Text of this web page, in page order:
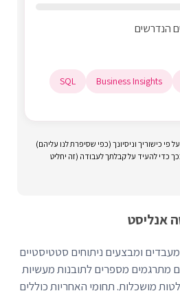
Business Insights
SQL
כישוריך וניסיונך (כפי שסיפרת לנו עליהם)
כדי להעיד על קבלתך לעבודה (זה יחליט
אנליסט
ומבצעים ניתוחים סטטיסטיים
מתרגמים מספרים לתובנות מעשיות
מושכלות. תחומי האחריות כוללים